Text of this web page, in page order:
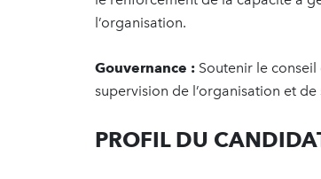
l’organisation.
Gouvernance : Soutenir le
supervision de l’organisation et
PROFIL DU